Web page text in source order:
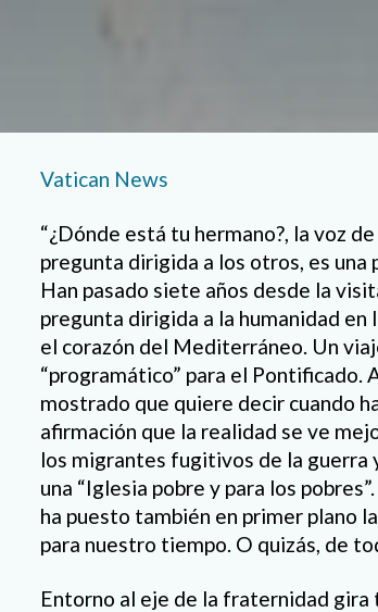
Vatican News
“¿Dónde está tu hermano?, la voz
pregunta dirigida a los otros, es una
Han pasado siete años desde la
pregunta dirigida a la humanidad
el corazón del Mediterráneo. Un
“programático” para el Pontificado.
mostrado que quiere decir cuando
afirmación que la realidad se ve
los migrantes fugitivos de la guerra
una “Iglesia pobre y para los
ha puesto también en primer plano
para nuestro tiempo. O quizás, de
Entorno al eje de la fraternidad gira